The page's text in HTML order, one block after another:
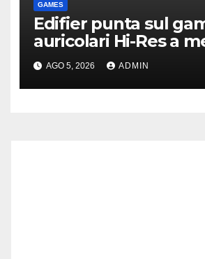
GAMES
Edifier punta sul
auricolari Hi-Res a
euro
AGO 5, 2026 ADMIN